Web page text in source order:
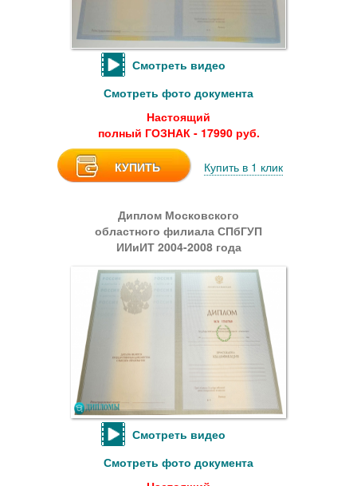
Смотреть видео
Смотреть фото документа
Настоящий
полный ГОЗНАК - 17990 руб.
КУПИТЬ Купить в 1 клик
Диплом Московского
областного филиала СПбГУП
ИИиИТ 2004-2008 года
Смотреть видео
Смотреть фото документа